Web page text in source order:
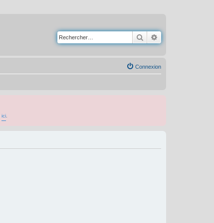
Rechercher
Connexion
ici